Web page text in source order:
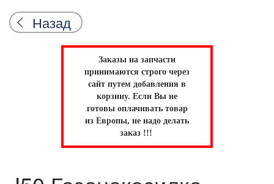
Назад
Заказы на запчасти
принимаются строго через
сайт путем добавления в
корзину. Если Вы не
готовы оплачивать товар
из Европы, не надо делать
заказ !!!